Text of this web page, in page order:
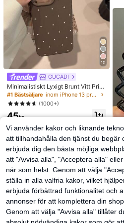
10
GUCADI
Minimalistiskt Lyxigt Brunt Vitt Pric
kigt Mönster Moderiktigt Mjukt Stöt
säkert GUCADI 1st Tryckt Moderikti
gt Mjukt Premiumtelefonskal Komp
atibelt Med Apple 16/15/14/13/12/1
Reptåligt Vår Gåva Födelsedag
#1 Bästsäljare
inom iPhone 13 pro Moderiktiga mobilskal
(1000+)
45kr
2
d
st,
Vi använder kakor och liknande
att tillhandahålla den tjänst du begär
erbjuda dig den bästa möjliga
att "Avvisa alla", "Acceptera alla"
när som helst. Genom att välja
ställa in alla valfria kakor, vilket
erbjuda förbättrad funktionalitet och
annonser för att komplettera din
Genom att välja "Avvisa alla" tillåter